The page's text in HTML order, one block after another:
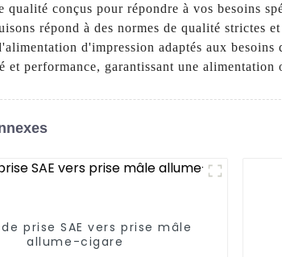
qualité conçus pour répondre à vos besoins
répond à des normes de qualité strictes
d'impression adaptés aux
performance, garantissant une alimentation
prise SAE vers prise mâle
allume-cigare